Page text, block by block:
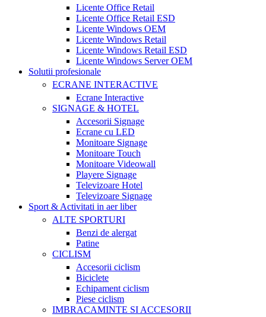
Licente Office Retail
Licente Office Retail ESD
Licente Windows OEM
Licente Windows Retail
Licente Windows Retail ESD
Licente Windows Server OEM
Solutii profesionale
ECRANE INTERACTIVE
Ecrane Interactive
SIGNAGE & HOTEL
Accesorii Signage
Ecrane cu LED
Monitoare Signage
Monitoare Touch
Monitoare Videowall
Playere Signage
Televizoare Hotel
Televizoare Signage
Sport & Activitati in aer liber
ALTE SPORTURI
Benzi de alergat
Patine
CICLISM
Accesorii ciclism
Biciclete
Echipament ciclism
Piese ciclism
IMBRACAMINTE SI ACCESORII